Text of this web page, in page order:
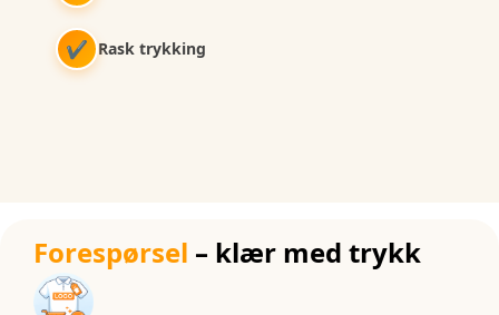
✔ Rask trykking
Forespørsel – klær med trykk